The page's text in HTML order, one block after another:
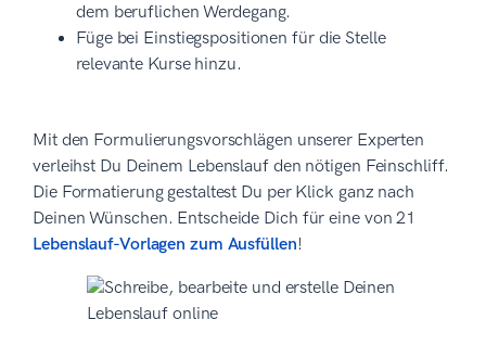
dem beruflichen Werdegang.
Füge bei Einstiegspositionen für die Stelle
relevante Kurse hinzu.
Mit den Formulierungsvorschlägen unserer Experten
verleihst Du Deinem Lebenslauf den nötigen Feinschliff.
Die Formatierung gestaltest Du per Klick ganz nach
Deinen Wünschen. Entscheide Dich für eine von 21
Lebenslauf-Vorlagen zum Ausfüllen!